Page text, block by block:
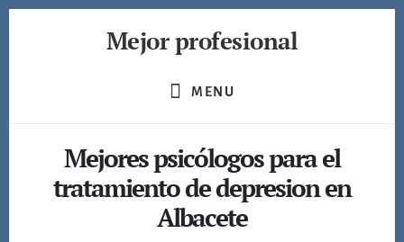
Mejor profesional
profesionales
muchos
MENU
Mejores psicólogos para el
tratamiento de depresion en
Albacete